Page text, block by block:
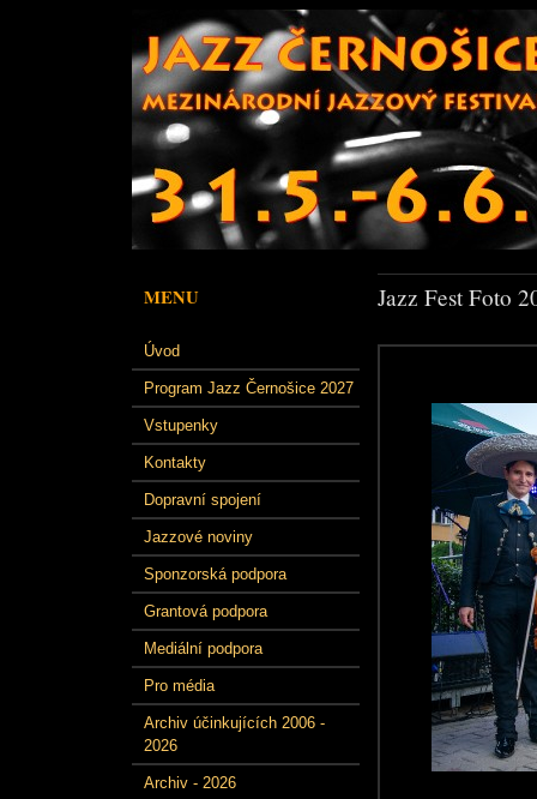
MENU
Úvod
Program Jazz Černošice 2027
Vstupenky
Kontakty
Dopravní spojení
Jazzové noviny
Sponzorská podpora
Grantová podpora
Mediální podpora
Pro média
Archiv účinkujících 2006 -
2026
Archiv - 2026
Jazz Fest Foto